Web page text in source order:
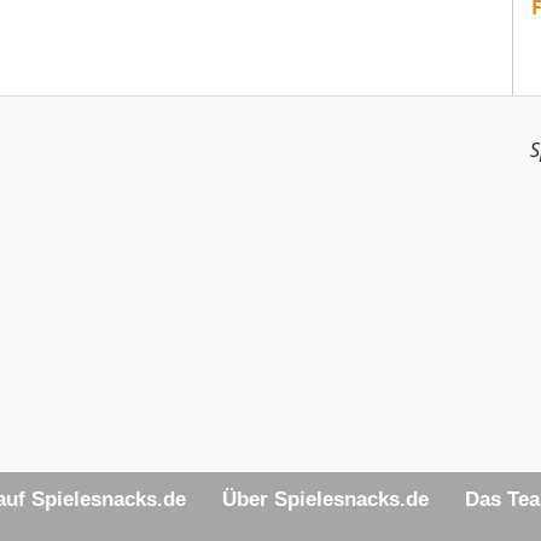
Spielesnacks.de Über Spielesnacks.de Das